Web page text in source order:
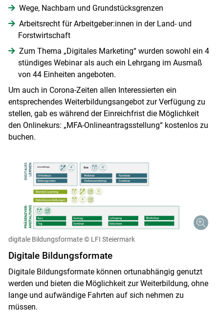
Wege, Nachbarn und Grundstücksgrenzen
Arbeitsrecht für Arbeitgeber:innen in der Land- und
Forstwirtschaft
Zum Thema „Digitales Marketing“ wurden sowohl ein 4
stündiges Webinar als auch ein Lehrgang im Ausmaß
von 44 Einheiten angeboten.
Um auch in Corona-Zeiten allen Interessierten ein
entsprechendes Weiterbildungsangebot zur Verfügung zu
stellen, gab es während der Einreichfrist die Möglichkeit
den Onlinekurs: „MFA-Onlineantragsstellung“ kostenlos zu
buchen.
digitale Bildungsformate © LFI Steiermark
Digitale Bildungsformate
Digitale Bildungsformate können ortunabhängig genutzt
werden und bieten die Möglichkeit zur Weiterbildung, ohne
lange und aufwändige Fahrten auf sich nehmen zu
müssen.